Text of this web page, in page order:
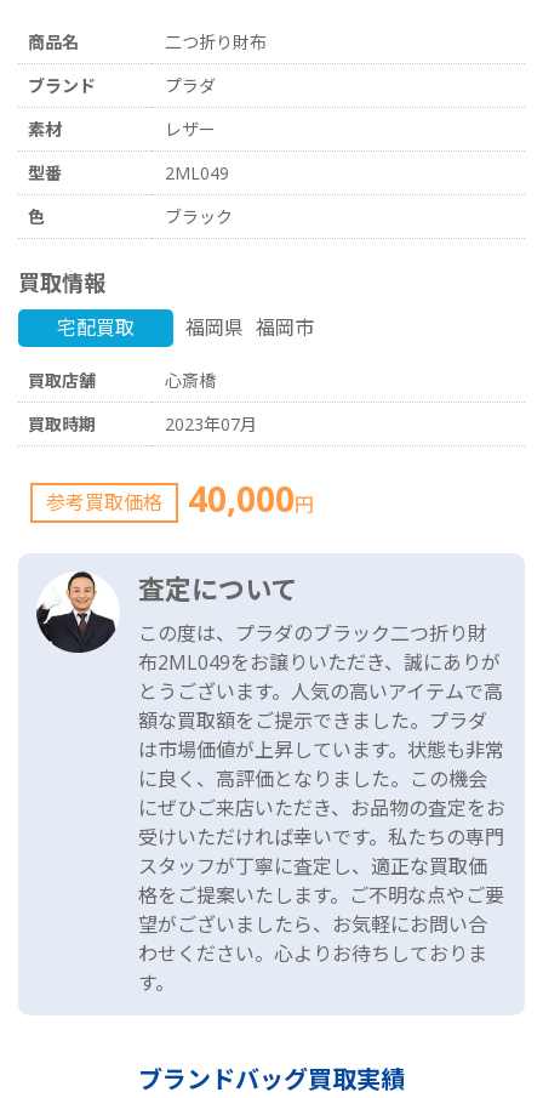
商品名
二つ折り財布
ブランド
プラダ
素材
レザー
型番
2ML049
色
ブラック
買取情報
宅配買取 福岡県 福岡市
買取店舗
心斎橋
買取時期
2023年07月
参考買取価格 40,000円
査定について
この度は、プラダのブラック二つ折り財
布2ML049をお譲りいただき、誠にありが
とうございます。人気の高いアイテムで高
額な買取額をご提示できました。プラダ
は市場価値が上昇しています。状態も非常
に良く、高評価となりました。この機会
にぜひご来店いただき、お品物の査定をお
受けいただければ幸いです。私たちの専門
スタッフが丁寧に査定し、適正な買取価
格をご提案いたします。ご不明な点やご要
望がございましたら、お気軽にお問い合
わせください。心よりお待ちしておりま
す。
ブランドバッグ買取実績